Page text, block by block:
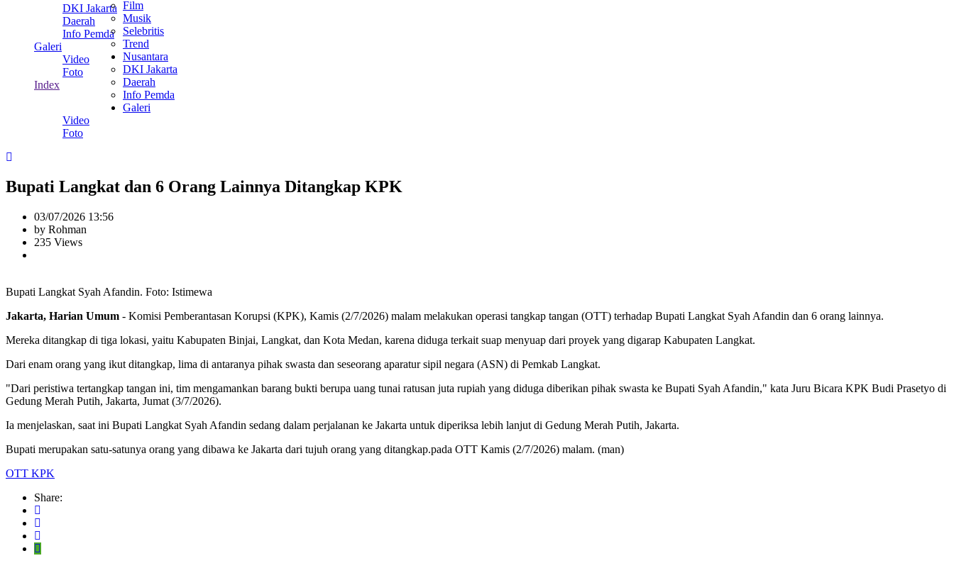
DKI Jakarta
Daerah
Info Pemda
Galeri
Video
Foto
Index
Film
Musik
Selebritis
Trend
Nusantara
DKI Jakarta
Daerah
Info Pemda
Galeri
Video
Foto
Bupati Langkat dan 6 Orang Lainnya Ditangkap KPK
03/07/2026 13:56
by Rohman
235 Views
Bupati Langkat Syah Afandin. Foto: Istimewa
Jakarta, Harian Umum - Komisi Pemberantasan Korupsi (KPK), Kamis (2/7/2026) malam melakukan operasi tangkap tangan (OTT) terhadap Bupati Langkat Syah Afandin dan 6 orang lainnya.
Mereka ditangkap di tiga lokasi, yaitu Kabupaten Binjai, Langkat, dan Kota Medan, karena diduga terkait suap menyuap dari proyek yang digarap Kabupaten Langkat.
Dari enam orang yang ikut ditangkap, lima di antaranya pihak swasta dan seseorang aparatur sipil negara (ASN) di Pemkab Langkat.
"Dari peristiwa tertangkap tangan ini, tim mengamankan barang bukti berupa uang tunai ratusan juta rupiah yang diduga diberikan pihak swasta ke Bupati Syah Afandin," kata Juru Bicara KPK Budi Prasetyo di
Gedung Merah Putih, Jakarta, Jumat (3/7/2026).
Ia menjelaskan, saat ini Bupati Langkat Syah Afandin sedang dalam perjalanan ke Jakarta untuk diperiksa lebih lanjut di Gedung Merah Putih, Jakarta.
Bupati merupakan satu-satunya orang yang dibawa ke Jakarta dari tujuh orang yang ditangkap.pada OTT Kamis (2/7/2026) malam. (man)
OTT KPK
Share: